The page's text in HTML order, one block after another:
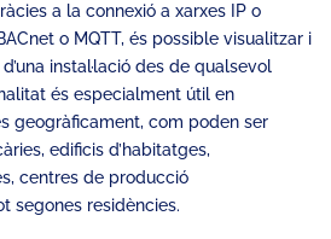
a la connexió a xarxes IP o
o MQTT, és possible visualitzar i
instal·lació des de qualsevol
és especialment útil en
geogràficament, com poden ser
edificis d’habitatges,
centres de producció
segones residències.